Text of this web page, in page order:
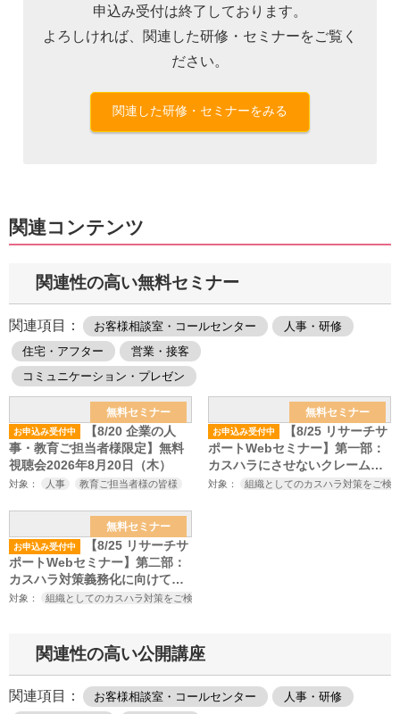
申込み受付は終了しております。
よろしければ、関連した研修・セミナーをご覧く
ださい。
関連した研修・セミナーをみる
関連コンテンツ
関連性の高い無料セミナー
関連項目： お客様相談室・コールセンター
人事・研修
住宅・アフター
営業・接客
コミュニケーション・プレゼン
無料セミナー
お申込み受付中
【8/20 企業の人
事・教育ご担当者様限定】無料
視聴会2026年8月20日（木）
対象： 人事 教育ご担当者様の皆様
無料セミナー
お申込み受付中
【8/25 リサーチサ
ポートWebセミナー】第一部：
カスハラにさせないクレーム対
応の心構えとスキル～厚生労働
対象： 組織としてのカスハラ対策をご検
無料セミナー
お申込み受付中
【8/25 リサーチサ
ポートWebセミナー】第二部：
カスハラ対策義務化に向けてや
っておくべきこと～厚生労働省
据えたカスハラ対策セミナー～
対象： 組織としてのカスハラ対策をご検討中の方
関連性の高い公開講座
関連項目： お客様相談室・コールセンター
人事・研修